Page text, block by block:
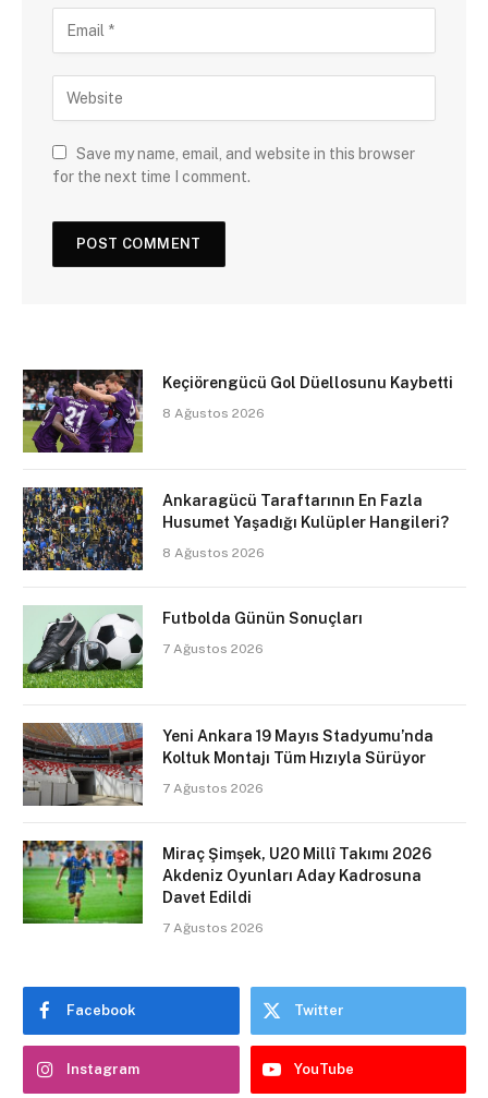
Save my name, email, and website in this browser
for the next time I comment.
Keçiörengücü Gol Düellosunu Kaybetti
8 Ağustos 2026
Ankaragücü Taraftarının En Fazla
Husumet Yaşadığı Kulüpler Hangileri?
8 Ağustos 2026
Futbolda Günün Sonuçları
7 Ağustos 2026
Yeni Ankara 19 Mayıs Stadyumu’nda
Koltuk Montajı Tüm Hızıyla Sürüyor
7 Ağustos 2026
Miraç Şimşek, U20 Millî Takımı 2026
Akdeniz Oyunları Aday Kadrosuna
Davet Edildi
7 Ağustos 2026
Facebook Twitter
Instagram YouTube